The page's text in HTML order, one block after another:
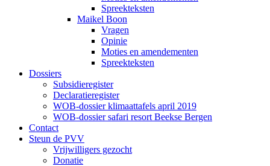
Spreekteksten
Maikel Boon
Vragen
Opinie
Moties en amendementen
Spreekteksten
Dossiers
Subsidieregister
Declaratieregister
WOB-dossier klimaattafels april 2019
WOB-dossier safari resort Beekse Bergen
Contact
Steun de PVV
Vrijwilligers gezocht
Donatie